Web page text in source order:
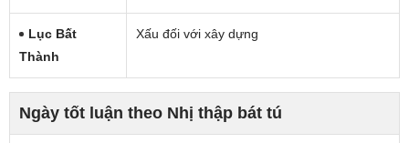
Lục Bất
Thành
Xấu đối với xây dựng
Ngày tốt luận theo Nhị thập bát tú